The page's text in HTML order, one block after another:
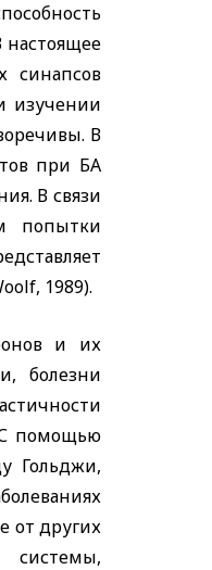
синапсов
изучении
В
при БА
В связи
попытки
, 1989).
и их
болезни
С помощью
Гольджи,
от других
системы,